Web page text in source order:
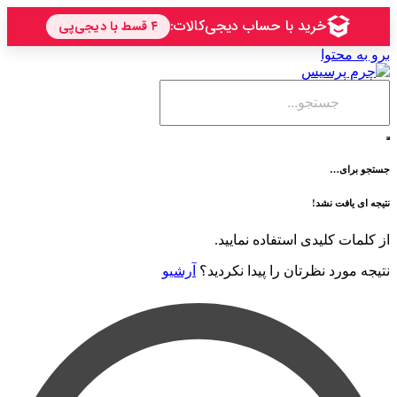
نشد!
کلیدی استفاده نمایید.
نظرتان را پیدا نکردید؟ آرشیو